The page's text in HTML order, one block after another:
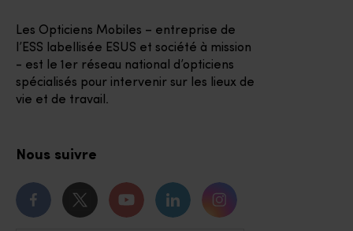
Les Opticiens Mobiles – entreprise de
l’ESS labellisée ESUS et société à mission
- est le 1er réseau national d’opticiens
spécialisés pour intervenir sur les lieux de
vie et de travail.
Nous suivre
Notre page Facebook
Notre page Twitter
Notre chaîne Youtube
Notre page Linkedin
Notre page